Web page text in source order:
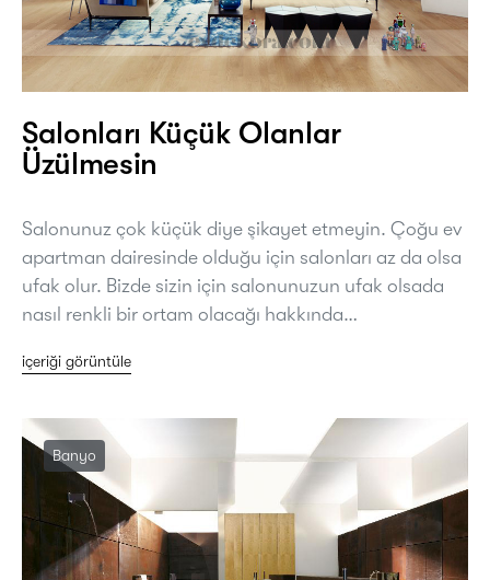
Salonları Küçük Olanlar
Üzülmesin
Salonunuz çok küçük diye şikayet etmeyin. Çoğu ev
apartman dairesinde olduğu için salonları az da olsa
ufak olur. Bizde sizin için salonunuzun ufak olsada
nasıl renkli bir ortam olacağı hakkında…
içeriği görüntüle
Banyo